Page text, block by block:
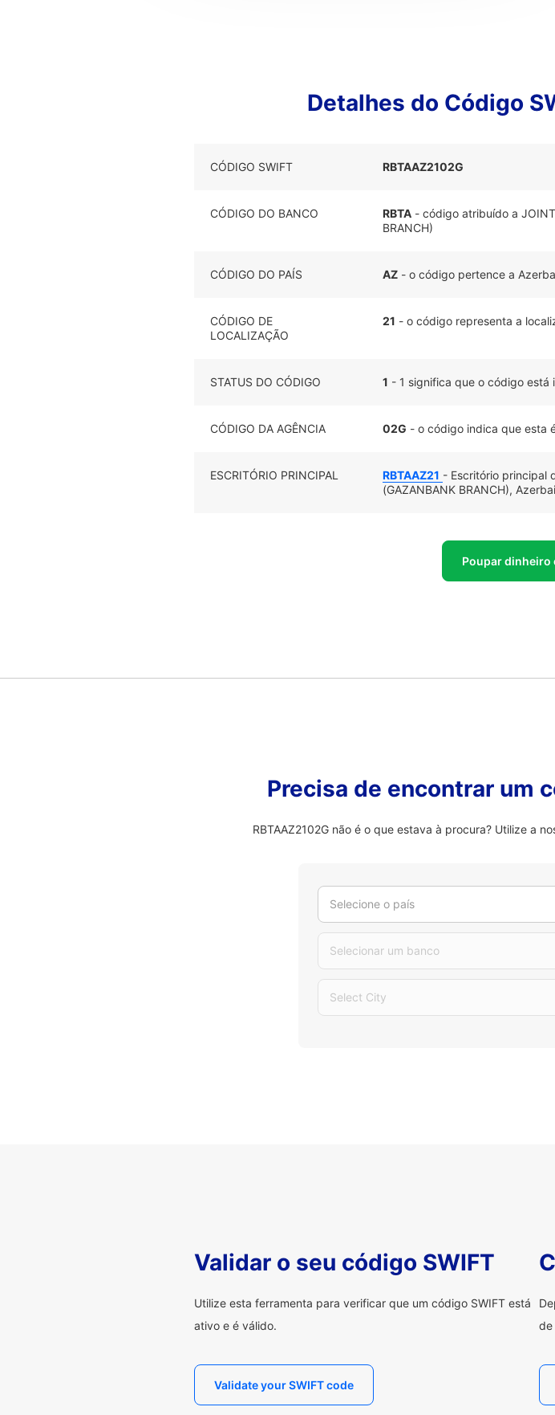
Detalhes do Código
CÓDIGO SWIFT RBTAAZ2102G
CÓDIGO DO BANCO RBTA - código atribuído a
BRANCH)
CÓDIGO DO PAÍS AZ - o código pertence a
CÓDIGO DE
LOCALIZAÇÃO
21 - o código representa a
STATUS DO CÓDIGO 1 - 1 significa que o código está
CÓDIGO DA AGÊNCIA 02G - o código indica que esta
ESCRITÓRIO PRINCIPAL RBTAAZ21 - Escritório principal
(GAZANBANK BRANCH),
Poupar dinheiro
Precisa de encontrar um
RBTAAZ2102G não é o que estava à procura? Utilize a
Selecione o país
Selecionar um banco
Select City
Validar o seu código SWIFT
Utilize esta ferramenta para verificar que um código SWIFT está
ativo e é válido.
Validate your SWIFT code
de